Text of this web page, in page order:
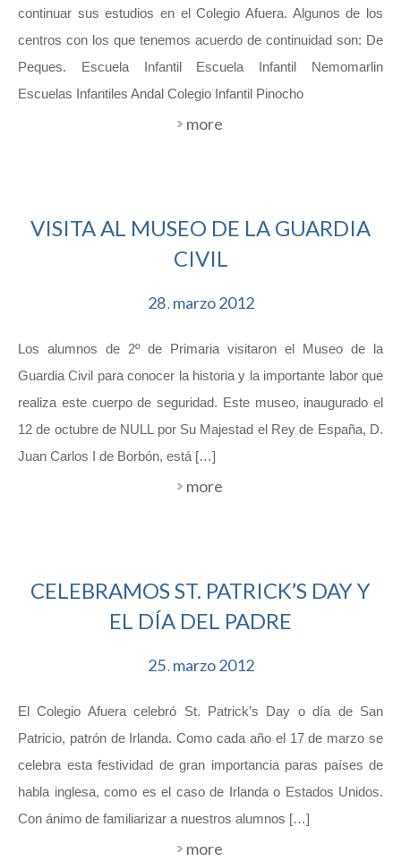
continuar sus estudios en el Colegio Afuera. Algunos de los
centros con los que tenemos acuerdo de continuidad son: De
Peques. Escuela Infantil Escuela Infantil Nemomarlin
Escuelas Infantiles Andal Colegio Infantil Pinocho
more
VISITA AL MUSEO DE LA GUARDIA
CIVIL
28. marzo2012
Los alumnos de 2º de Primaria visitaron el Museo de la
Guardia Civil para conocer la historia y la importante labor que
realiza este cuerpo de seguridad. Este museo, inaugurado el
12 de octubre de NULL por Su Majestad el Rey de España, D.
Juan Carlos I de Borbón, está […]
more
CELEBRAMOS ST. PATRICK’S DAY Y
EL DÍA DEL PADRE
25. marzo2012
El Colegio Afuera celebró St. Patrick’s Day o día de San
Patricio, patrón de Irlanda. Como cada año el 17 de marzo se
celebra esta festividad de gran importancia paras países de
habla inglesa, como es el caso de Irlanda o Estados Unidos.
Con ánimo de familiarizar a nuestros alumnos […]
more